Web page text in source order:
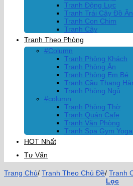
Tranh Động Lực
Tranh Trái Cây Đồ Ăn
Tranh Con Chim
Tranh Cây
Tranh Theo Phòng
#Column
Tranh Phòng Khách
Tranh Phòng Ăn
Tranh Phòng Em Bé
Tranh Cầu Thang
Tranh Phòng Ngủ
#column
Tranh Phòng Thờ
Tranh Quán Cafe
Tranh Văn Phòng
Tranh Spa Gym
HOT Nhất
Tư Vấn
Trang Chủ/ Tranh Theo Chủ Đề/ Tranh
Lọc